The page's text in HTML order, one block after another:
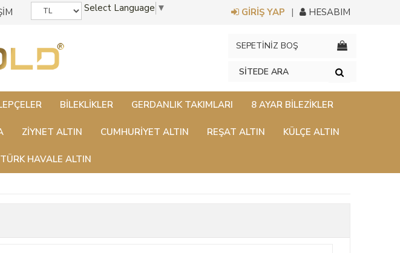
Select Language ▼ GİRİŞ YAP HESABIM
SEPETİNİZ BOŞ
BILEKLIKLER GERDANLIK TAKIMLARI 8 AYAR BILEZIKLER
ZİYNET ALTIN CUMHURİYET ALTIN REŞAT ALTIN KÜLÇE ALTIN
HAVALE ALTIN